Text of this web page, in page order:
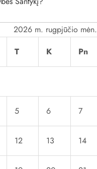
2026 m. rugpjūčio mėn.
T K Pn
5 6 7
12 13 14